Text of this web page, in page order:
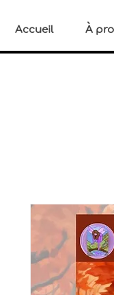
Accueil À